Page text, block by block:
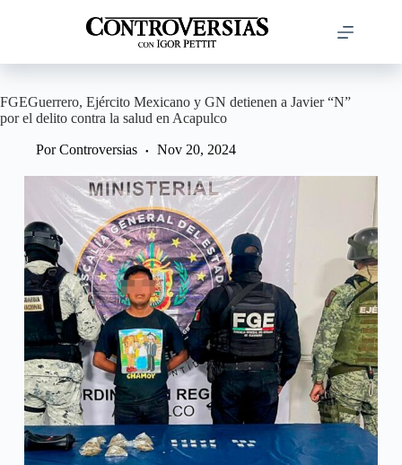
FGEGuerrero, Ejército Mexicano y GN detienen a Javier “N”
por el delito contra la salud en Acapulco
Por Controversias Nov 20, 2024